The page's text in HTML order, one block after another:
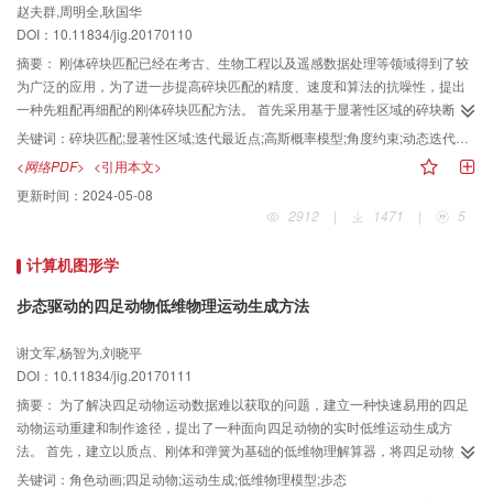
赵夫群,周明全,耿国华
DOI：10.11834/jig.20170110
摘要： 刚体碎块匹配已经在考古、生物工程以及遥感数据处理等领域得到了较
为广泛的应用，为了进一步提高碎块匹配的精度、速度和算法的抗噪性，提出
一种先粗配再细配的刚体碎块匹配方法。 首先采用基于显著性区域的碎块断裂
面匹配方法实现碎块的粗匹配，然后通过加入高斯概率模型、角度约束和动态
迭代系数的方式来改进迭代最近点（ICP）算法，并采用该算法来实现两个刚体
碎块断裂面的细匹配，从而完成两个碎块的最终精确匹配。 通过分别对公共碎
块数据集和带有噪声的秦俑碎块数据模型的匹配实验结果表明，与
ICP（iterative closest point）算法和概率迭代最近点（PICP）算法相比，提出
65%和50%，是一种精度更高、速度更快、抗噪性更强的点集匹配算法。 该方
法不仅能够实现公共碎块数据集的完美匹配，而且对于秦俑这种特殊的刚体碎
块也具有良好的匹配效果，会有更加广阔的应用领域和发展前景。
关键词： 碎块匹配;显著性区域;迭代最近点;高斯概率模型;角度约束;动态迭代系数
<网络PDF> <引用本文>
更新时间： 2024-05-08
2912
| 1471 | 5
计算机图形学
步态驱动的四足动物低维物理运动生成方法
谢文军,杨智为,刘晓平
DOI：10.11834/jig.20170111
摘要： 为了解决四足动物运动数据难以获取的问题，建立一种快速易用的四足
动物运动重建和制作途径，提出了一种面向四足动物的实时低维运动生成方
法。 首先，建立以质点、刚体和弹簧为基础的低维物理解算器，将四足动物骨
架抽象为低维物理模型；其次，依据步态模式建立足迹约束，自脚向上分肢体
求解全身物理质点的运动信息；最后，依据通用约束修正后的质点位置，反算
关键词： 角色动画;四足动物;运动生成;低维物理模型;步态